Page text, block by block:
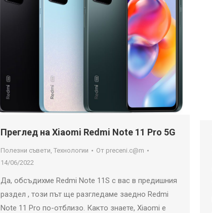
Преглед на Xiaomi Redmi Note 11 Pro 5G
Полезни съвети Технологии От preceni.c@m
14/06/2022
Да, обсъдихме Redmi Note 11S с вас в предишния
раздел , този път ще разгледаме заедно Redmi
Note 11 Pro по-отблизо. Както знаете, Xiaomi е